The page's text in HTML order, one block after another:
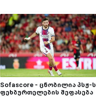
Sofascore - ცნობილია პსჟ-ს
ფეხბურთელების შეფასება